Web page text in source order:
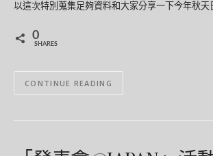
以這次特別蒐集足夠資料和大家分享一下今年秋
0
SHARES
CONTINUE READING